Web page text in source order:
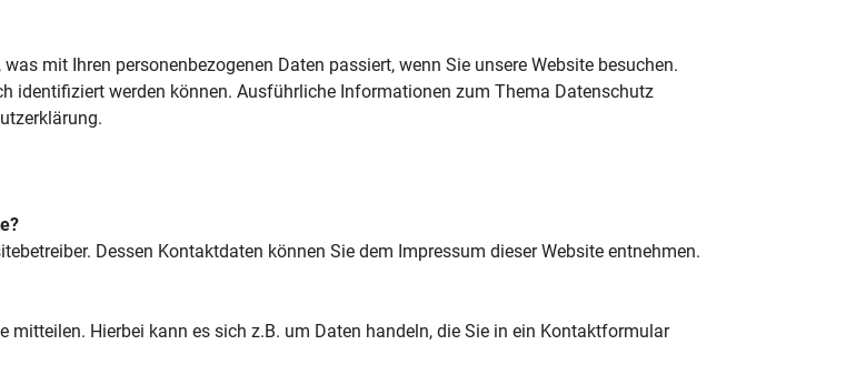
mit Ihren personenbezogenen Daten passiert, wenn Sie unsere Website besuchen.
identifiziert werden können. Ausführliche Informationen zum Thema Datenschutz
Dessen Kontaktdaten können Sie dem Impressum dieser Website entnehmen.
mitteilen. Hierbei kann es sich z.B. um Daten handeln, die Sie in ein Kontaktformular